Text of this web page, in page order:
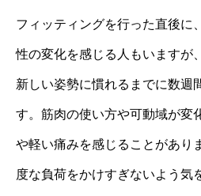
フィッティングを行った直後に
性の変化を感じる人もいますが
新しい姿勢に慣れるまでに数週
す。筋肉の使い方や可動域が変
や軽い痛みを感じることがあり
度な負荷をかけすぎないよう気